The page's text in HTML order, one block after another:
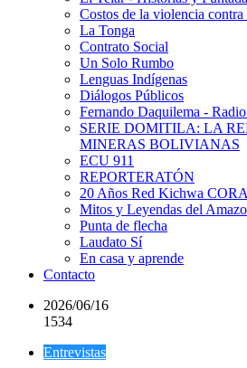
Costos de la violencia contra
La Tonga
Contrato Social
Un Solo Rumbo
Lenguas Indígenas
Diálogos Públicos
Fernando Daquilema -
SERIE DOMITILA: LA
MINERAS BOLIVIANAS
ECU 911
REPORTERATÓN
20 Años Red Kichwa
Mitos y Leyendas del
Punta de flecha
Laudato Sí
En casa y aprende
Contacto
2026/06/16
1534
Entrevistas